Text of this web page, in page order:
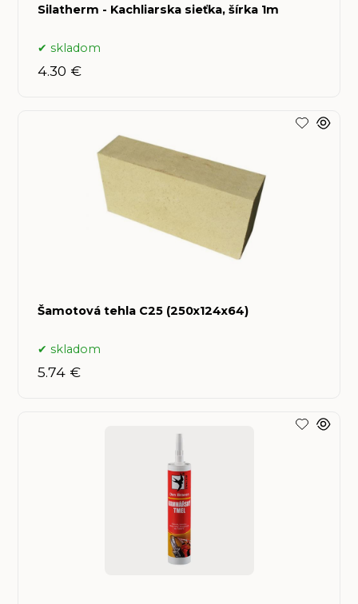
Silatherm - Kachliarska sieťka, šírka 1m
skladom
4.30 €
Šamotová tehla C25 (250x124x64)
skladom
5.74 €